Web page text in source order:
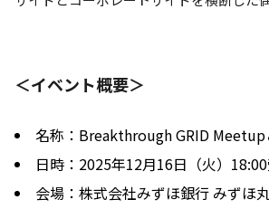
＜イベント概要＞
名称：Breakthrough GRID
日時：2025年12月16日（火）
会場：株式会社みずほ銀行 みずほ